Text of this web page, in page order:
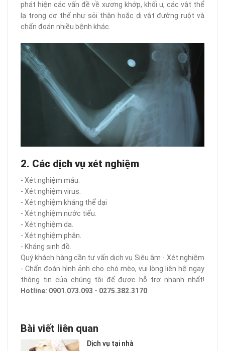
phát hiện các vấn đề về xương khớp, khối u, các vật thể
lạ trong cơ thể như sỏi thận hoặc dị vật đường ruột và
chẩn đoán nhiều bệnh khác.
2. Các dịch vụ xét nghiệm
- Xét nghiệm máu.
- Xét nghiệm virus.
- Xét nghiệm kháng thể dại
- Xét nghiệm nước tiểu.
- Xét nghiệm da.
- Xét nghiệm phân.
- Kháng sinh đồ.
Quý khách hàng cần tư vấn dịch vụ Siêu âm - Xét nghiệm
- Chẩn đoán hình ảnh cho chó mèo, vui lòng liên hệ ngay
thông tin của chúng tôi để được hỗ trợ nhanh nhất!
Hotline: 0901.073.093 - 0275.382.3170
Bài viết liên quan
Dịch vụ tại nhà